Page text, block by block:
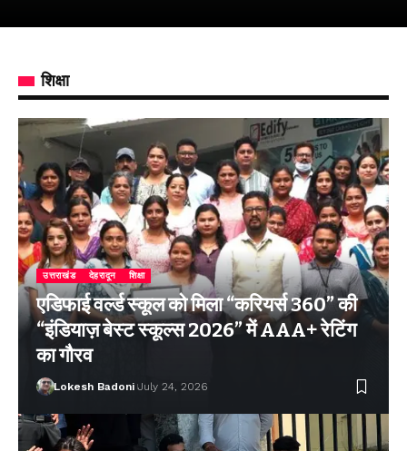
शिक्षा
उत्तराखंड देहरादून शिक्षा
एडिफाई वर्ल्ड स्कूल को मिला “करियर्स 360” की
“इंडियाज़ बेस्ट स्कूल्स 2026” में AAA+ रेटिंग
का गौरव
Lokesh Badoni July 24, 2026